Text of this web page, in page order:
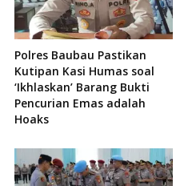
Polres Baubau Pastikan
Kutipan Kasi Humas soal
‘Ikhlaskan’ Barang Bukti
Pencurian Emas adalah
Hoaks